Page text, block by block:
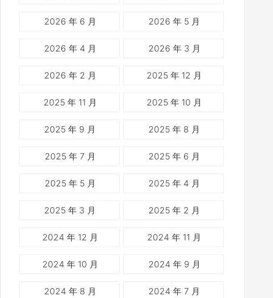
2026 年 6 月 2026 年 5 月
2026 年 4 月 2026 年 3 月
2026 年 2 月 2025 年 12 月
2025 年 11 月 2025 年 10 月
2025 年 9 月 2025 年 8 月
2025 年 7 月 2025 年 6 月
2025 年 5 月 2025 年 4 月
2025 年 3 月 2025 年 2 月
2024 年 12 月 2024 年 11 月
2024 年 10 月 2024 年 9 月
2024 年 8 月 2024 年 7 月